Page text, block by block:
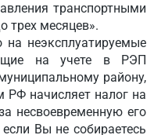
транспортными
трех месяцев».
неэксплуатируемые
на учете в РЭП
району,
РФ начисляет налог на
несвоевременную его
Вы не собираетесь